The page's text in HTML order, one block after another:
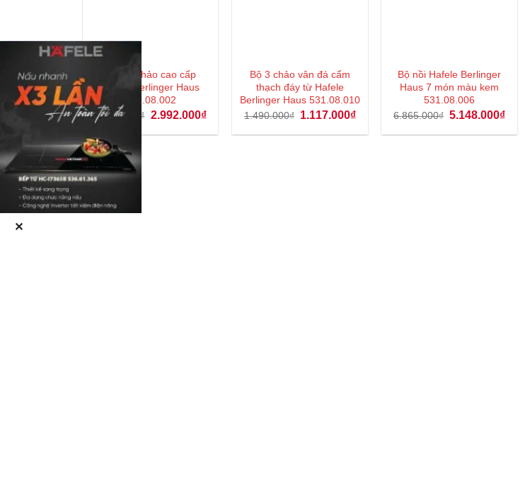
Bộ nồi chảo cao cấp
Hafele Berlinger Haus
531.08.002
3.990.000
₫ Giá
là:
2.992.000₫Giá
tại
Bộ 3 chảo vân đá cẩm
thạch đáy từ Hafele
Berlinger Haus 531.08.010
1.490.000₫ Giá
là:
1.117.000₫Giá
tại
Bộ nồi Hafele Berlinger
Haus 7 món màu kem
531.08.006
6.865.000₫ Giá
là:
5.148.000₫Giá
tại
✕